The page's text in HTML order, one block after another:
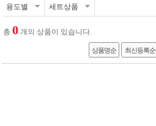
용도별 세트상품
총0 개의 상품이 있습니다.
상품명순 최신등록순